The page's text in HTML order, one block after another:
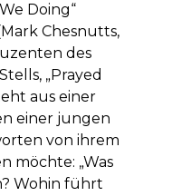
Doing“
Chesnutts,
des
„Prayed
aus einer
einer jungen
von ihrem
möchte: „Was
Wohin führt